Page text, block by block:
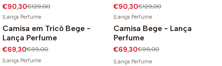
€90,30€129,00 €90,30€129,00
-30%
Lança Perfume
Camisa em Tricô Bege -
Lança Perfume
€69,30€99,00
-30%
Lança Perfume
Camisa Bege - Lança
Perfume
€69,30€99,00
|Lança Perfume |Lança Perfume